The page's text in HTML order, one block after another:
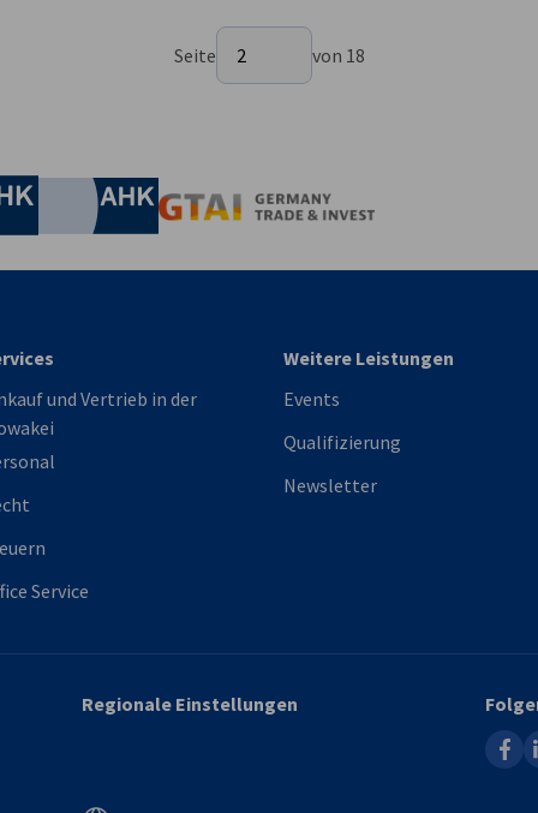
Seite 2 von 18
Seite
Seite auswählen
2 von 18
Industrie- und Handelskammer
Industrie- und Handelskammer
AHK.de
und Vertrieb in der
Service
Weitere Leistungen
Events
Qualifizierung
Newsletter
Regionale Einstellungen